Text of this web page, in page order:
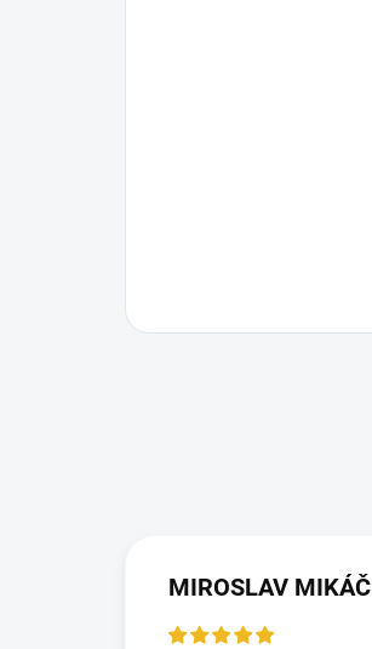
MIROSLAV MIKÁČ